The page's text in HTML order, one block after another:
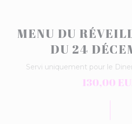
MENU DU
DU 24
Servi uniquement pour le
130,00